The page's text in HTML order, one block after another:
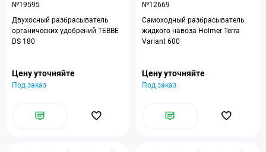
№19595
Двухосный разбрасыватель
органических удобрений TEBBE
DS 180
Цену уточняйте
Под заказ
№12669
Самоходный разбрасыватель
жидкого навоза Holmer Terra
Variant 600
Цену уточняйте
Под заказ